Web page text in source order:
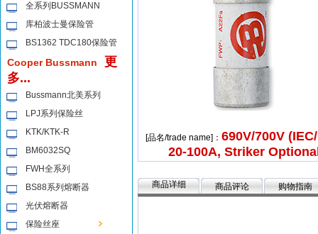
全系列BUSSMANN
库柏波士曼保险管
BS1362 TDC180保险管
Cooper Bussmann
更
多...
Bussmann北美系列
LPJ系列保险丝
KTK/KTK-R
BM6032SQ
FWH全系列
BS88系列熔断器
光伏熔断器
保险丝座
[品名/trade name]： 690V/700V
20-100A, Striker
商品详细 商品评论 购物指南